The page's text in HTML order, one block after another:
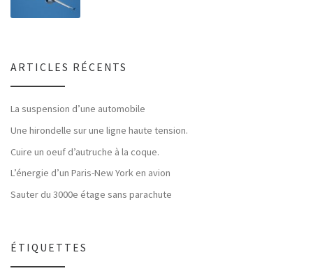
ARTICLES RÉCENTS
La suspension d’une automobile
Une hirondelle sur une ligne haute tension.
Cuire un oeuf d’autruche à la coque.
L’énergie d’un Paris-New York en avion
Sauter du 3000e étage sans parachute
ÉTIQUETTES